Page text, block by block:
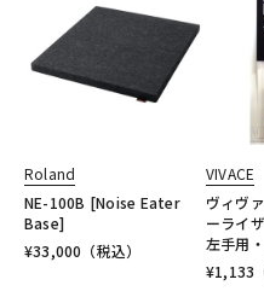
Roland
NE-100B [Noise Eater
Base]
¥33,000 （税込）
VIVACE
ヴィヴ
ーライ
左手用
¥1,133